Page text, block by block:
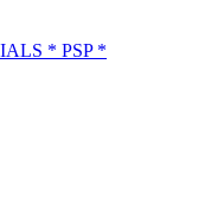
* PSP *